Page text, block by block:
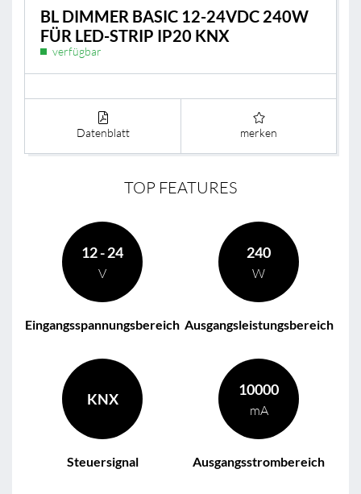
BL DIMMER BASIC 12-24VDC 240W
FÜR LED-STRIP IP20 KNX
verfügbar
Datenblatt merken
TOP FEATURES
12 - 24
V
Eingangsspannungsbereich
240
W
Ausgangsleistungsbereich
KNX
Steuersignal
10000
mA
Ausgangsstrombereich